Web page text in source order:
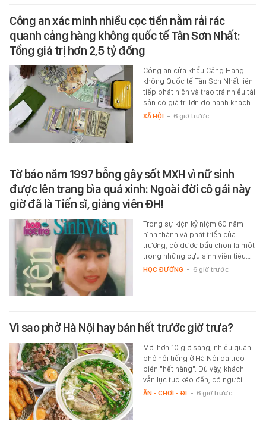
Công an xác minh nhiều cọc tiền nằm rải rác
quanh cảng hàng không quốc tế Tân Sơn Nhất:
Tổng giá trị hơn 2,5 tỷ đồng
Công an cửa khẩu Cảng Hàng
không Quốc tế Tân Sơn Nhất liên
tiếp phát hiện và trao trả nhiều tài
sản có giá trị lớn do hành khách…
XÃ HỘI - 6 giờ trước
Tờ báo năm 1997 bỗng gây sốt MXH vì nữ sinh
được lên trang bìa quá xinh: Ngoài đời cô gái này
giờ đã là Tiến sĩ, giảng viên ĐH!
Trong sự kiện kỷ niệm 60 năm
hình thành và phát triển của
trường, cô được bầu chọn là một
trong những cựu sinh viên tiêu…
HỌC ĐƯỜNG - 6 giờ trước
Vì sao phở Hà Nội hay bán hết trước giờ trưa?
Mới hơn 10 giờ sáng, nhiều quán
phở nổi tiếng ở Hà Nội đã treo
biển "hết hàng". Dù vậy, khách
vẫn lục tục kéo đến, có người…
ĂN - CHƠI - ĐI - 6 giờ trước